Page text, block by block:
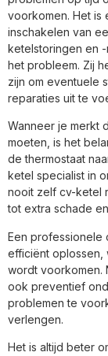
voorkomen. Het is
inschakelen van
ketelstoringen en
het probleem. Zij
zijn om eventuele
reparaties uit te
Wanneer je merkt
moeten, is het
de thermostaat
ketel specialist in
nooit zelf cv-ketel
tot extra schade
Een professionele
efficiënt oplossen,
wordt voorkomen.
ook preventief
problemen te
verlengen.
Het is altijd beter